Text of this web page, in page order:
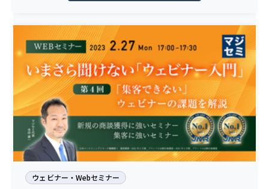
ウェビナー・Webセミナー